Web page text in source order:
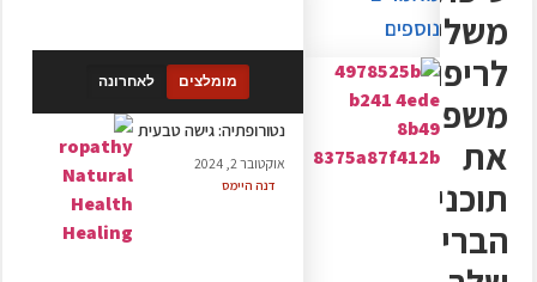
משלימים
לריפוי:
משפרים
את
תוכנית
הבריאות
נוספים
מומלצים לאחרונה
‏נטורופתיה: גישה טבעית
דנה היימס
אוקטובר 2, 2024